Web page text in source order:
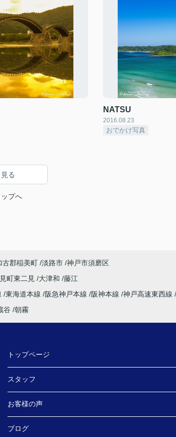
NATSU
2016.08.23
おでかけ写真
る
プへ
古郡稲美町 淡路市 神戸市須磨区
町東二見 大津和 藤江
東海道本線 阪急神戸本線 阪神本線 神戸高速東西線
谷 朝霧
トップページ
スタッフ
お客様の声
ブログ